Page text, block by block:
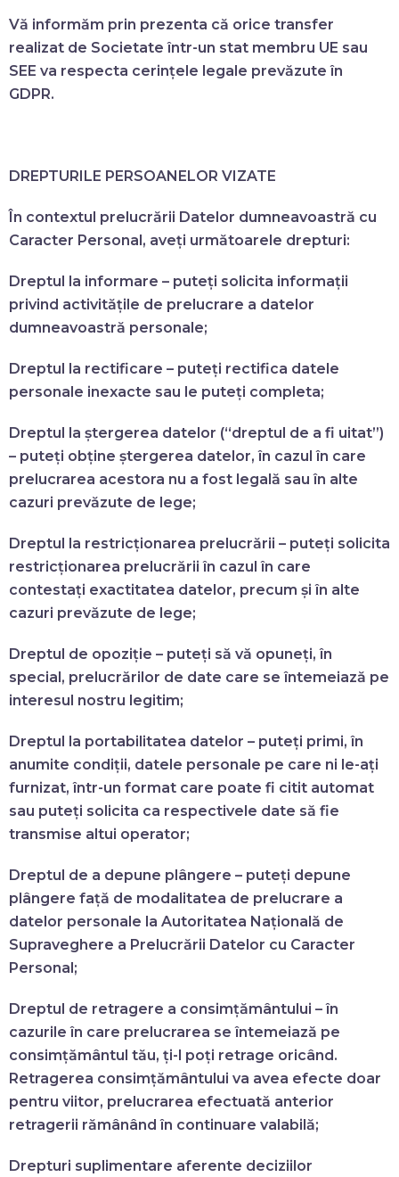
Vă informăm prin prezenta că orice transfer
realizat de Societate într-un stat membru UE sau
SEE va respecta cerințele legale prevăzute în
GDPR.
DREPTURILE PERSOANELOR VIZATE
În contextul prelucrării Datelor dumneavoastră cu
Caracter Personal, aveți următoarele drepturi:
Dreptul la informare – puteți solicita informații
privind activitățile de prelucrare a datelor
dumneavoastră personale;
Dreptul la rectificare – puteți rectifica datele
personale inexacte sau le puteți completa;
Dreptul la ștergerea datelor (“dreptul de a fi uitat”)
– puteți obține ștergerea datelor, în cazul în care
prelucrarea acestora nu a fost legală sau în alte
cazuri prevăzute de lege;
Dreptul la restricționarea prelucrării – puteți solicita
restricționarea prelucrării în cazul în care
contestați exactitatea datelor, precum și în alte
cazuri prevăzute de lege;
Dreptul de opoziție – puteți să vă opuneți, în
special, prelucrărilor de date care se întemeiază pe
interesul nostru legitim;
Dreptul la portabilitatea datelor – puteți primi, în
anumite condiții, datele personale pe care ni le-ați
furnizat, într-un format care poate fi citit automat
sau puteți solicita ca respectivele date să fie
transmise altui operator;
Dreptul de a depune plângere – puteți depune
plângere față de modalitatea de prelucrare a
datelor personale la Autoritatea Națională de
Supraveghere a Prelucrării Datelor cu Caracter
Personal;
Dreptul de retragere a consimțământului – în
cazurile în care prelucrarea se întemeiază pe
consimțământul tău, ți-l poți retrage oricând.
Retragerea consimțământului va avea efecte doar
pentru viitor, prelucrarea efectuată anterior
retragerii rămânând în continuare valabilă;
Drepturi suplimentare aferente deciziilor